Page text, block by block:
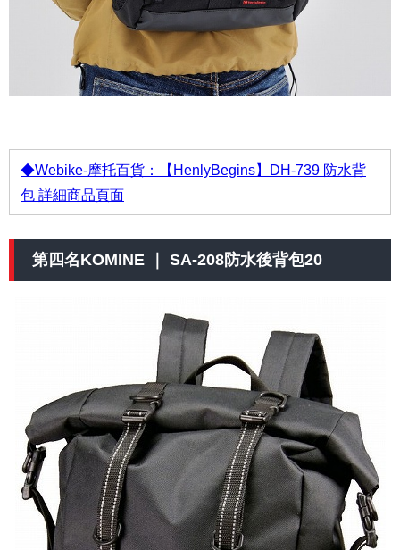
◆Webike-摩托百貨：【HenlyBegins】DH-739 防水背
包 詳細商品頁面
第四名KOMINE ｜ SA-208防水後背包20